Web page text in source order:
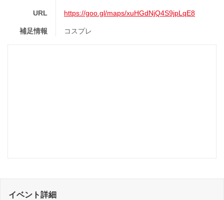
URL https://goo.gl/maps/xuHGdNjQ4S9jpLqE8
補足情報 コスプレ
イベント詳細